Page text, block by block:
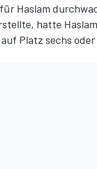
Haslam
hatte
Platz sechs